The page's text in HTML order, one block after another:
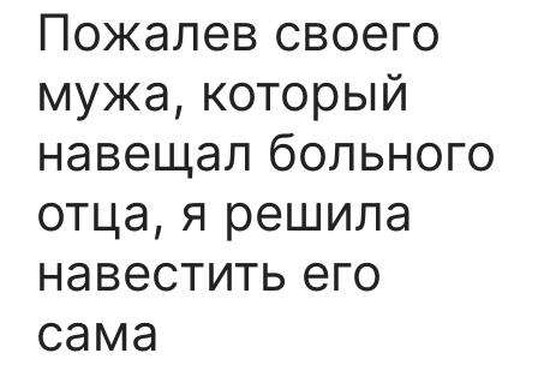
Пожалев своего
мужа, который
навещал больного
отца, я решила
навестить его
сама